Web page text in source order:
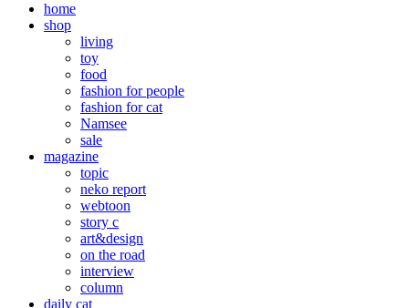
home
shop
living
toy
food
fashion for people
fashion for cat
Namsee
sale
magazine
topic
neko report
webtoon
story c
art&design
on the road
interview
column
daily cat